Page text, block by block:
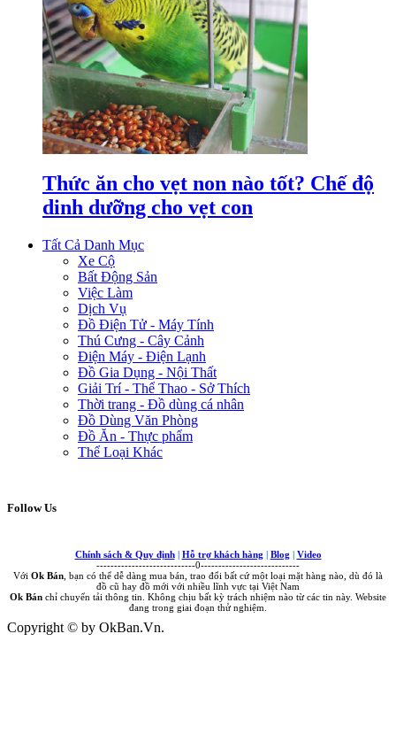
Thức ăn cho vẹt non nào tốt? Chế độ
dinh dưỡng cho vẹt con
Tất Cả Danh Mục
Xe Cộ
Bất Động Sản
Việc Làm
Dịch Vụ
Đồ Điện Tử - Máy Tính
Thú Cưng - Cây Cảnh
Điện Máy - Điện Lạnh
Đồ Gia Dụng - Nội Thất
Giải Trí - Thể Thao - Sở Thích
Thời trang - Đồ dùng cá nhân
Đồ Dùng Văn Phòng
Đồ Ăn - Thực phẩm
Thể Loại Khác
Follow Us
Chính sách & Quy định Hỗ trợ khách hàng Blog
Video
----------------------------0----------------------------
Với Ok Bán, bạn có thể dễ dàng mua bán, trao đổi bất cứ một loại mặt hàng nào, dù đó là
đồ cũ hay đồ mới với nhiều lĩnh vực tại Việt Nam
Ok Bán chỉ chuyển tải thông tin. Không chịu bất kỳ trách nhiệm nào từ các tin này. Website
đang trong giai đoạn thử nghiệm.
Copyright © by OkBan.Vn.